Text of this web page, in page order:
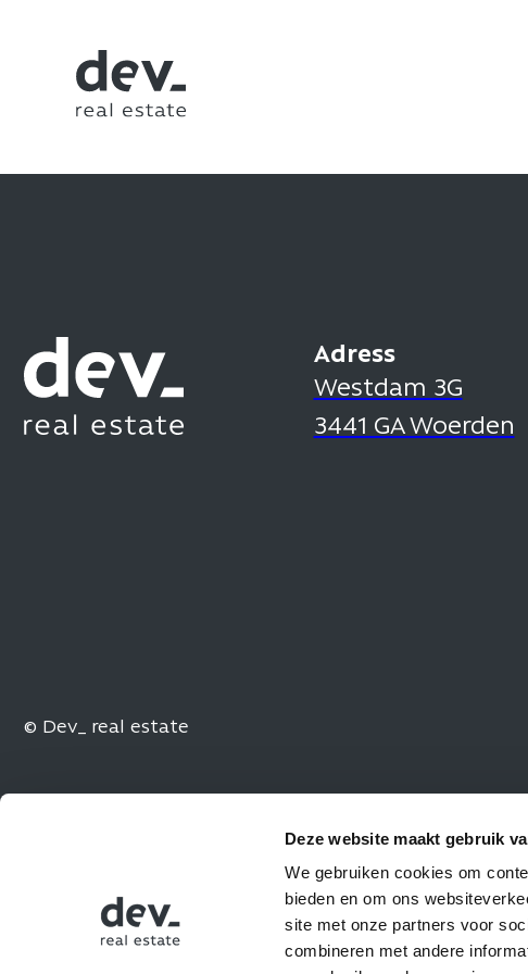
Deze website maakt gebruik
We gebruiken cookies om
bieden en om ons
site met onze partners voor
combineren met andere
Adress
Westdam 3G
3441 GA Woerden
© Dev_ real estate